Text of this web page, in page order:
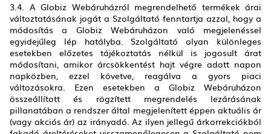
3.4. A Globiz Webáruházról megrendelhető termékek árai
változtatásának jogát a Szolgáltató fenntartja azzal, hogy a
módosítás a Globiz Webáruházon való megjelenéssel
egyidejűleg lép hatályba. Szolgáltató olyan különleges
esetekben előzetes tájékoztatás nélkül is jogosult árat
módosítani, amikor árcsökkentést hajt végre adott napon
napközben, ezzel követve, reagálva a gyors piaci
változásokra. Ezen esetekben a Globiz Webáruházon
összeállított és rögzített megrendelés lezárásának
pillanatában a rendszer által megjelenített éppen aktuális ár
(vagy akciós ár) az irányadó. Az ilyen jellegű árkorrekciókból